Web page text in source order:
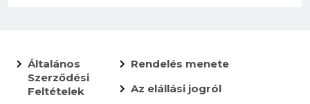
Általános
Szerződési
Feltételek
Rendelés menete
Az elállási jogról